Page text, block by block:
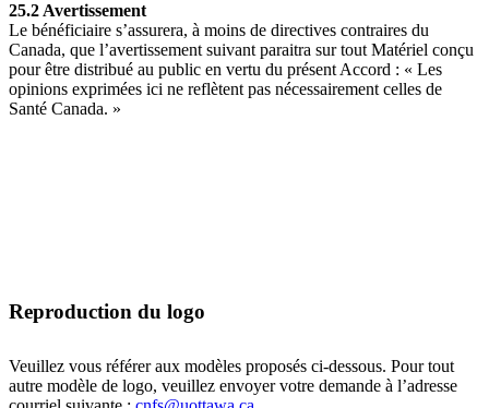
25.2 Avertissement
Le bénéficiaire s’assurera, à moins de directives contraires du
Canada, que l’avertissement suivant paraitra sur tout Matériel conçu
pour être distribué au public en vertu du présent Accord : « Les
opinions exprimées ici ne reflètent pas nécessairement celles de
Santé Canada. »
Reproduction du logo
Veuillez vous référer aux modèles proposés ci-dessous. Pour tout
autre modèle de logo, veuillez envoyer votre demande à l’adresse